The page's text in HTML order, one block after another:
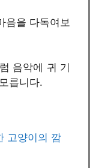
음을 다독여보
음악에 귀 기
릅니다.
고양이의 깜